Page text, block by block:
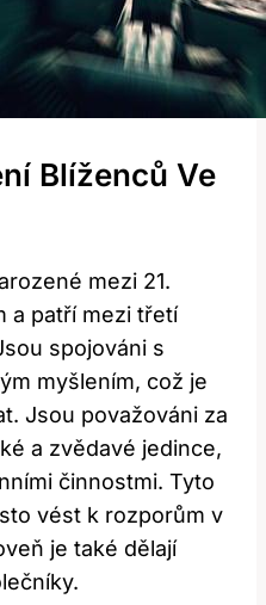
Blíženců Ve
mezi 21.
a patří mezi třetí
spojováni s
myšlením, což je
Jsou považováni za
a zvědavé jedince,
činnostmi. Tyto
vést k rozporům v
je také dělají